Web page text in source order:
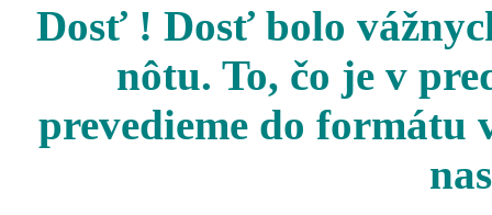
Dosť ! Dosť bolo
nôtu. To, čo je v
prevedieme do formátu